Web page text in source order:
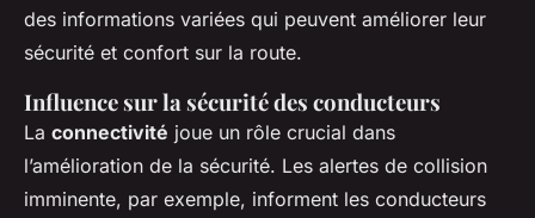
des informations variées qui peuvent améliorer leur
sécurité et confort sur la route.
Influence sur la sécurité des conducteurs
La connectivité joue un rôle crucial dans
l’amélioration de la sécurité. Les alertes de collision
imminente, par exemple, informent les conducteurs